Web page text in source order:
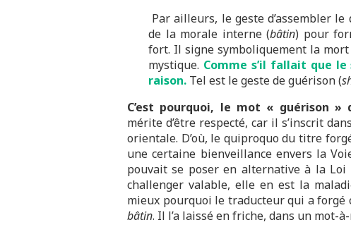
Par ailleurs, le geste d’assembler
de la morale interne (bâtin) pour
fort. Il signe symboliquement la mort
mystique. Comme s’il fallait que
raison. Tel est le geste de guérison (
C’est pourquoi, le mot « guérison
mérite d’être respecté, car il s’inscrit
orientale. D’où, le quiproquo du titre
une certaine bienveillance envers la
pouvait se poser en alternative à la Loi
challenger valable, elle en est la
mieux pourquoi le traducteur qui a
bâtin. Il l’a laissé en friche, dans un mot-